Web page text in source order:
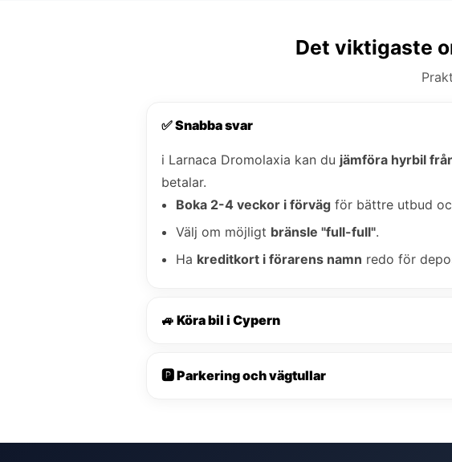
Det viktigaste
✅ Snabba svar
i Larnaca Dromolaxia kan du jämföra hyrbil
betalar.
Boka 2-4 veckor i förväg för bättre utbud
Välj om möjligt bränsle "full-full".
Ha kreditkort i förarens namn redo för
🚙 Köra bil i Cypern
🅿️ Parkering och vägtullar